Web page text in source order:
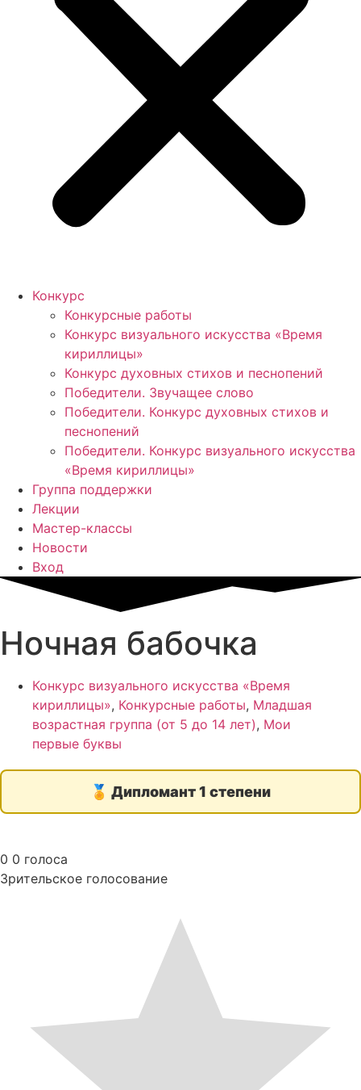
Конкурс
Конкурсные работы
Конкурс визуального искусства «Время
кириллицы»
Конкурс духовных стихов и песнопений
Победители. Звучащее слово
Победители. Конкурс духовных стихов и
песнопений
Победители. Конкурс визуального искусства
«Время кириллицы»
Группа поддержки
Лекции
Мастер-классы
Новости
Вход
Ночная бабочка
Конкурс визуального искусства «Время
кириллицы», Конкурсные работы, Младшая
возрастная группа (от 5 до 14 лет), Мои
первые буквы
🏅 Дипломант 1 степени
0 0 голоса
Зрительское голосование